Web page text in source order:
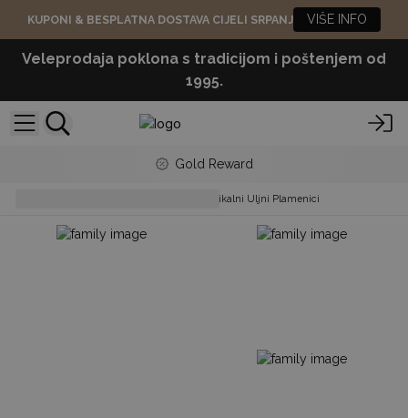
KUPONI & BESPLATNA DOSTAVA CIJELI SRPANJ VIŠE INFO
Veleprodaja poklona s tradicijom i poštenjem od
1995.
Gold Reward
Klasični Rustikalni Uljni Plamenici